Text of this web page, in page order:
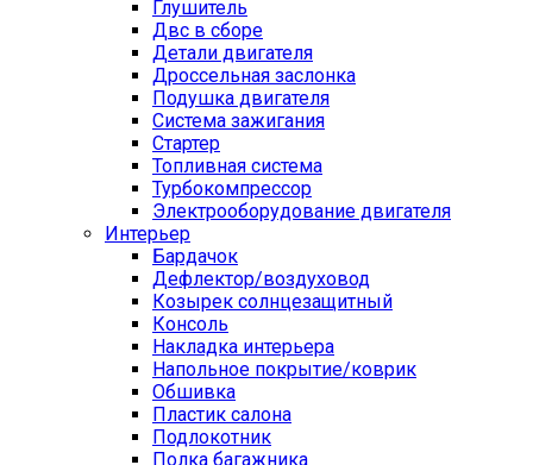
Глушитель
Двс в сборе
Детали двигателя
Дроссельная заслонка
Подушка двигателя
Система зажигания
Стартер
Топливная система
Турбокомпрессор
Электрооборудование двигателя
Интерьер
Бардачок
Дефлектор/воздуховод
Козырек солнцезащитный
Консоль
Накладка интерьера
Напольное покрытие/коврик
Обшивка
Пластик салона
Подлокотник
Полка багажника